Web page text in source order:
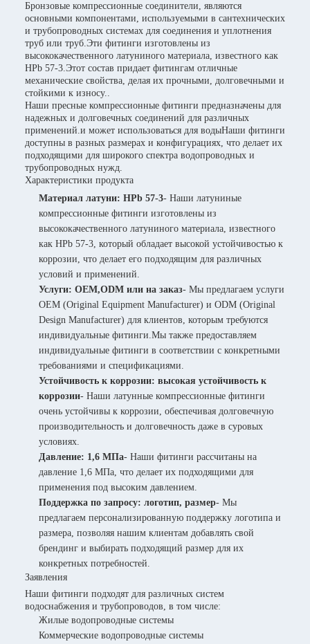
Бронзовые компрессионные соединители, являются
основными компонентами, используемыми в сантехнических
и трубопроводных системах для соединения и уплотнения
труб или труб.Эти фитинги изготовлены из
высококачественного латуниного материала, известного как
HPb 57-3.Этот состав придает фитингам отличные
механические свойства, делая их прочными, долговечными и
стойкими к износу..
Наши пресные компрессионные фитинги предназначены для
надежных и долговечных соединений для различных
применений.и может использоваться для водыНаши фитинги
доступны в разных размерах и конфигурациях, что делает их
подходящими для широкого спектра водопроводных и
трубопроводных нужд.
Характеристики продукта
Материал латуни: HPb 57-3- Наши латуниные
компрессионные фитинги изготовлены из
высококачественного латуниного материала, известного
как HPb 57-3, который обладает высокой устойчивостью к
коррозии, что делает его подходящим для различных
условий и применений.
Услуги: OEM,ODM или на заказ- Мы предлагаем услуги
OEM (Original Equipment Manufacturer) и ODM (Original
Design Manufacturer) для клиентов, которым требуются
индивидуальные фитинги.Мы также предоставляем
индивидуальные фитинги в соответствии с конкретными
требованиями и спецификациями.
Устойчивость к коррозии: высокая устойчивость к
коррозии- Наши латунные компрессионные фитинги
очень устойчивы к коррозии, обеспечивая долговечную
производительность и долговечность даже в суровых
условиях.
Давление: 1,6 МПа- Наши фитинги рассчитаны на
давление 1,6 МПа, что делает их подходящими для
применения под высоким давлением.
Поддержка по запросу: логотип, размер- Мы
предлагаем персонализированную поддержку логотипа и
размера, позволяя нашим клиентам добавлять свой
брендинг и выбирать подходящий размер для их
конкретных потребностей.
Заявления
Наши фитинги подходят для различных систем
водоснабжения и трубопроводов, в том числе:
Жилые водопроводные системы
Коммерческие водопроводные системы